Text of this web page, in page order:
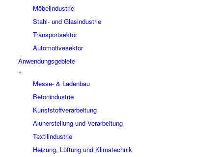
Möbelindustrie
Stahl- und Glasindustrie
Transportsektor
Automotivesektor
Anwendungsgebiete
+
Messe- & Ladenbau
Betonindustrie
Kunststoffverarbeitung
Aluherstellung und Verarbeitung
Textilindustrie
Heizung, Lüftung und Klimatechnik